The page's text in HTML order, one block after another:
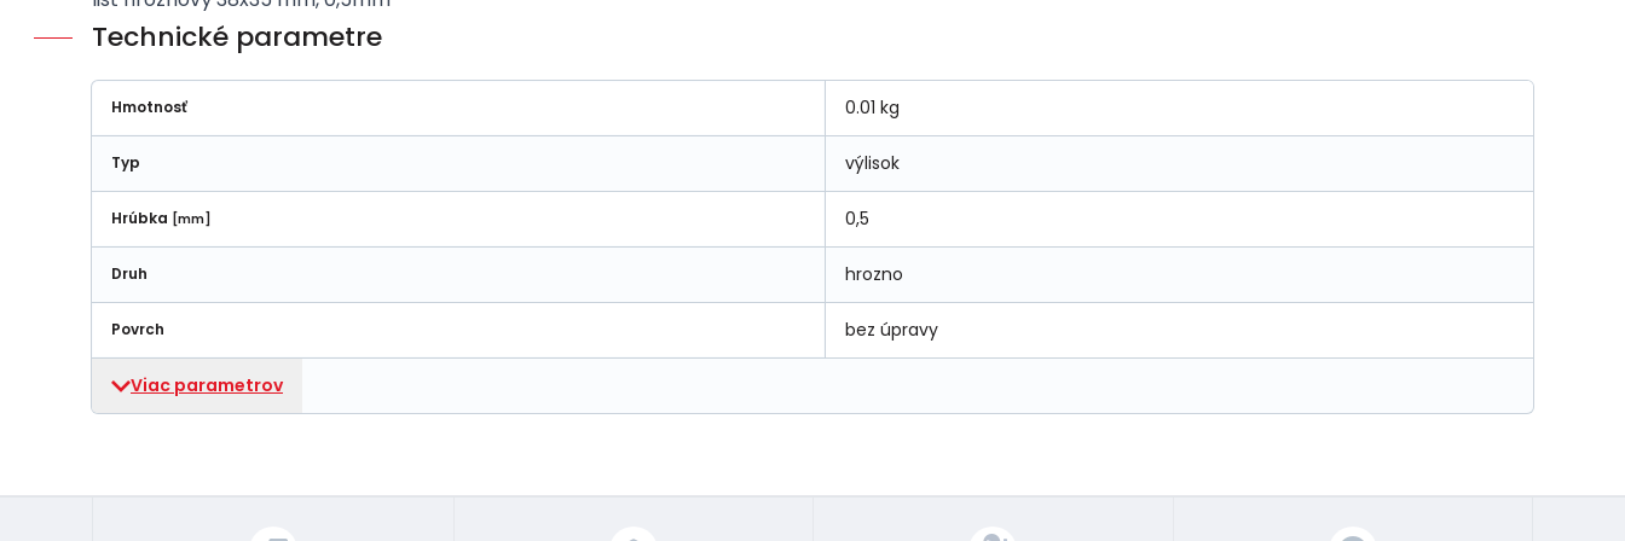
Technické parametre
Hmotnosť 0.01 kg
Typ výlisok
Hrúbka [mm] 0,5
Druh hrozno
Povrch bez úpravy
Viac parametrov